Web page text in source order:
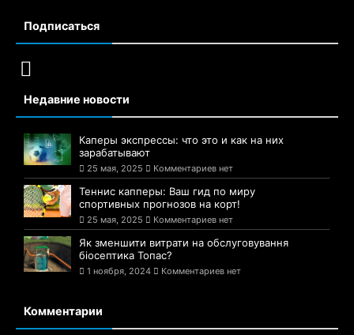
Подписаться
Недавние новости
Каперы экспрессы: что это и как на них
зарабатывают
25 мая, 2025 Комментариев нет
Теннис капперы: Ваш гид по миру
спортивных прогнозов на корт!
25 мая, 2025 Комментариев нет
Як зменшити витрати на обслуговування
біосептика Топас?
1 ноября, 2024 Комментариев нет
Комментарии